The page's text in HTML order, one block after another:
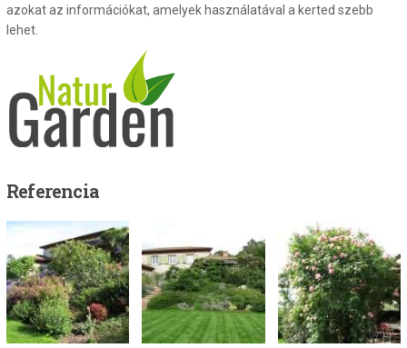
azokat az információkat, amelyek használatával a kerted szebb
lehet.
Referencia